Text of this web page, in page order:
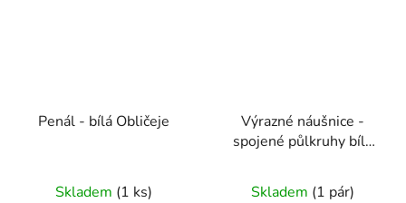
Penál - bílá Obličeje
Skladem (1 ks)
Výrazné náušnice -
spojené půlkruhy bílá
Skladem (1 pár)